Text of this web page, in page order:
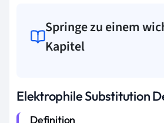
Springe zu einem
Kapitel
Elektrophile Substitution